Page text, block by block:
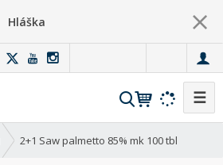
Hláška
z
V
h
☰
2+1 Saw palmetto 85% mk 100 tbl